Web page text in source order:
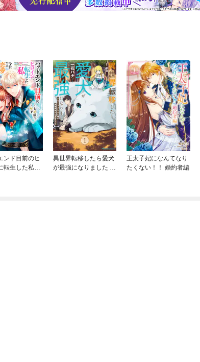
ンド目前のヒ
転生した私、
異世界転移したら愛犬
が最強になりました ～
王太子妃になんてなり
たくない！！ 婚約者編